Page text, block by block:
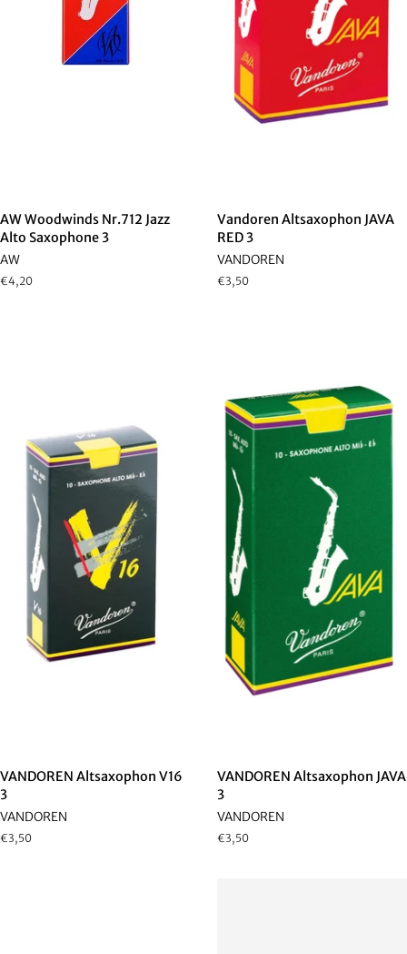
AW Woodwinds Nr.712 Jazz
Alto Saxophone 3
AW
Normaler
€4,20
Vandoren Altsaxophon JAVA
RED 3
VANDOREN
Normaler
€3,50
VANDOREN Altsaxophon V16
3
VANDOREN
Normaler
€3,50
VANDOREN Altsaxophon JAVA
3
VANDOREN
Normaler
€3,50